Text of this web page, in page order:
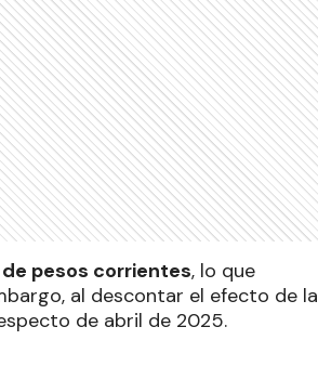
pesos corrientes, lo que
al descontar el efecto de la
de abril de 2025.